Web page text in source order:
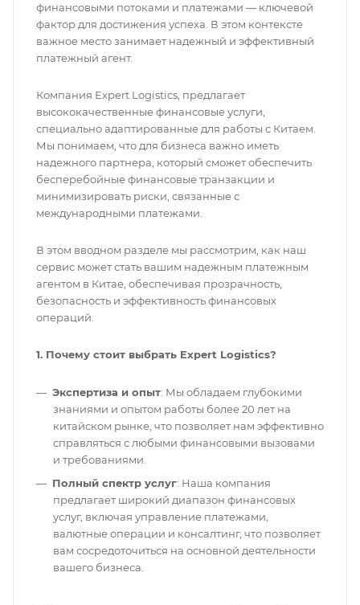
финансовыми потоками и платежами — ключевой
фактор для достижения успеха. В этом контексте
важное место занимает надежный и эффективный
платежный агент.
Компания Expert Logistics, предлагает
высококачественные финансовые услуги,
специально адаптированные для работы с Китаем.
Мы понимаем, что для бизнеса важно иметь
надежного партнера, который сможет обеспечить
бесперебойные финансовые транзакции и
минимизировать риски, связанные с
международными платежами.
В этом вводном разделе мы рассмотрим, как наш
сервис может стать вашим надежным платежным
агентом в Китае, обеспечивая прозрачность,
безопасность и эффективность финансовых
операций.
1. Почему стоит выбрать Expert Logistics?
Экспертиза и опыт: Мы обладаем глубокими
знаниями и опытом работы более 20 лет на
китайском рынке, что позволяет нам эффективно
справляться с любыми финансовыми вызовами
и требованиями.
Полный спектр услуг: Наша компания
предлагает широкий диапазон финансовых
услуг, включая управление платежами,
валютные операции и консалтинг, что позволяет
вам сосредоточиться на основной деятельности
вашего бизнеса.